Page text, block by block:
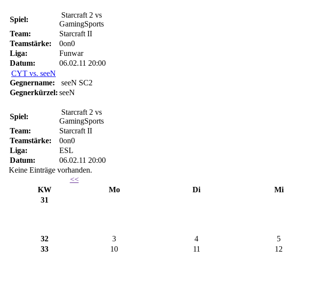
Spiel:
Starcraft 2 vs
GamingSports
Team:
Starcraft II
Teamstärke:
0on0
Liga:
Funwar
Datum:
06.02.11 20:00
CYT vs. seeN
Gegnername:
seeN SC2
Gegnerkürzel: seeN
Spiel:
Starcraft 2 vs
GamingSports
Team:
Starcraft II
Teamstärke:
0on0
Liga:
ESL
Datum:
06.02.11 20:00
Keine Einträge vorhanden.
<<
KW
Mo Di Mi
31
32 3 4 5
33
10 11 12